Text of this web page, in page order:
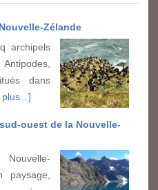
Zélande
archipels
dans
ouest de la Nouvelle-